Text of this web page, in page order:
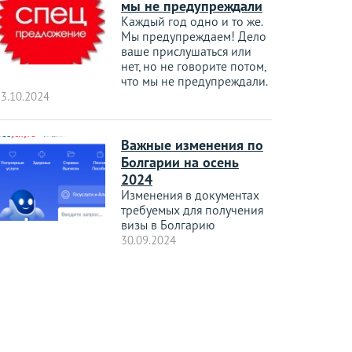
мы не предупреждали
Каждый год одно и то же.
Мы предупреждаем! Дело
ваше прислушаться или
нет, но не говорите потом,
что мы не предупреждали.
Важные изменения по
Болгарии на осень
2024
Изменения в документах
требуемых для получения
визы в Болгарию
30.09.2024